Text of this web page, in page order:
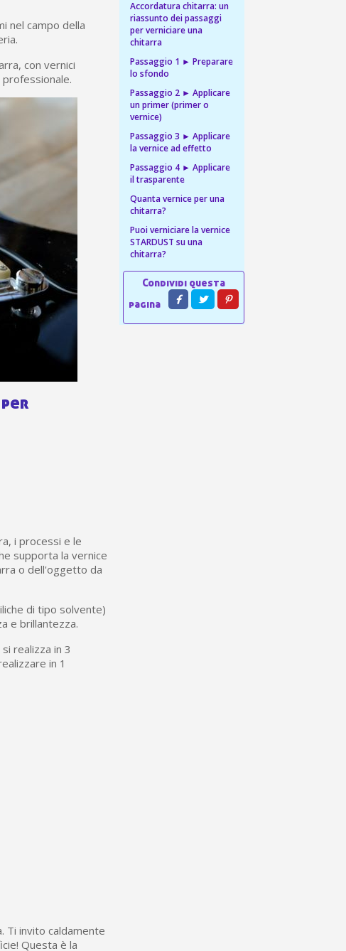
shopping per ogni referral
newsletter: 5€ di sconto
nel campo della
con vernici
i processi e le
supporta la vernice
o dell'oggetto da
di tipo solvente)
e brillantezza.
realizza in 3
in 1
Ti invito caldamente
Questa è la
Accordatura chitarra: un
riassunto dei passaggi
per verniciare una
chitarra
Passaggio 1 ► Preparare
lo sfondo
Passaggio 2 ► Applicare
un primer (primer o
vernice)
Passaggio 3 ► Applicare
la vernice ad effetto
Passaggio 4 ► Applicare
il trasparente
Quanta vernice per una
chitarra?
Puoi verniciare la vernice
STARDUST su una
chitarra?